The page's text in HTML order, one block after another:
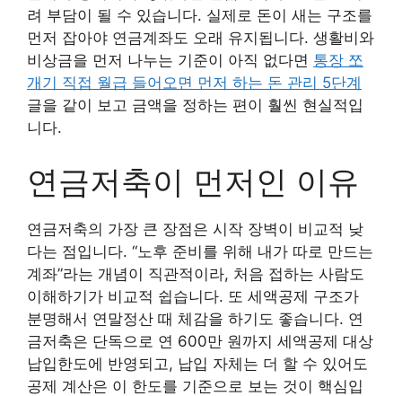
려 부담이 될 수 있습니다. 실제로 돈이 새는 구조를
먼저 잡아야 연금계좌도 오래 유지됩니다. 생활비와
비상금을 먼저 나누는 기준이 아직 없다면 통장 쪼
개기 직접 월급 들어오면 먼저 하는 돈 관리 5단계
글을 같이 보고 금액을 정하는 편이 훨씬 현실적입
니다.
연금저축이 먼저인 이유
연금저축의 가장 큰 장점은 시작 장벽이 비교적 낮
다는 점입니다. “노후 준비를 위해 내가 따로 만드는
계좌”라는 개념이 직관적이라, 처음 접하는 사람도
이해하기가 비교적 쉽습니다. 또 세액공제 구조가
분명해서 연말정산 때 체감을 하기도 좋습니다. 연
금저축은 단독으로 연 600만 원까지 세액공제 대상
납입한도에 반영되고, 납입 자체는 더 할 수 있어도
공제 계산은 이 한도를 기준으로 보는 것이 핵심입